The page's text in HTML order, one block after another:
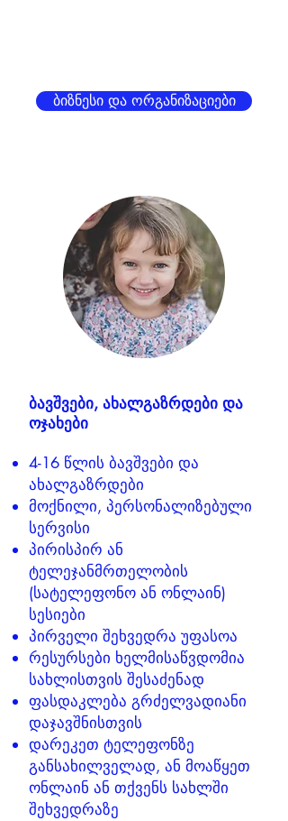
ბიზნესი და ორგანიზაციები
ბავშვები, ახალგაზრდები და
ოჯახები
4-16 წლის ბავშვები და
ახალგაზრდები
მოქნილი, პერსონალიზებული
სერვისი
პირისპირ ან
ტელეჯანმრთელობის
(სატელეფონო ან ონლაინ)
სესიები
პირველი შეხვედრა უფასოა
რესურსები ხელმისაწვდომია
სახლისთვის შესაძენად
ფასდაკლება გრძელვადიანი
დაჯავშნისთვის
დარეკეთ ტელეფონზე
განსახილველად, ან მოაწყეთ
ონლაინ ან თქვენს სახლში
შეხვედრაზე